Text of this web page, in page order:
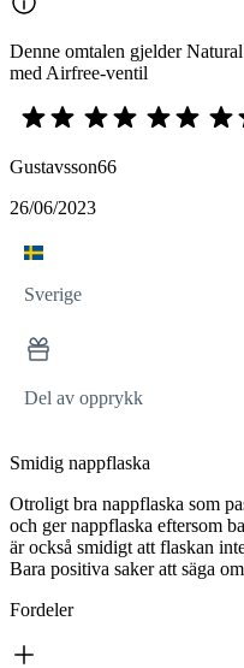
Denne omtalen gjelder
med Airfree-ventil
Gustavsson66
26/06/2023
Sverige
Del av opprykk
Smidig nappflaska
Otroligt bra nappflaska som
och ger nappflaska eftersom
är också smidigt att flaskan
Bara positiva saker att säga
Fordeler